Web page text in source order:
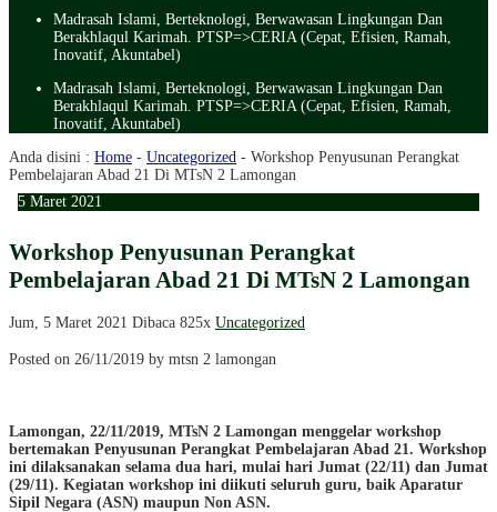
Madrasah Islami, Berteknologi, Berwawasan Lingkungan Dan
Berakhlaqul Karimah. PTSP=>CERIA (Cepat, Efisien, Ramah,
Inovatif, Akuntabel)
Madrasah Islami, Berteknologi, Berwawasan Lingkungan Dan
Berakhlaqul Karimah. PTSP=>CERIA (Cepat, Efisien, Ramah,
Inovatif, Akuntabel)
Anda disini : Home - Uncategorized - Workshop Penyusunan Perangkat
Pembelajaran Abad 21 Di MTsN 2 Lamongan
5 Maret 2021
Workshop Penyusunan Perangkat
Pembelajaran Abad 21 Di MTsN 2 Lamongan
Jum, 5 Maret 2021 Dibaca 825x Uncategorized
Posted on 26/11/2019 by mtsn 2 lamongan
Lamongan, 22/11/2019, MTsN 2 Lamongan menggelar workshop
bertemakan Penyusunan Perangkat Pembelajaran Abad 21. Workshop
ini dilaksanakan selama dua hari, mulai hari Jumat (22/11) dan Jumat
(29/11). Kegiatan workshop ini diikuti seluruh guru, baik Aparatur
Sipil Negara (ASN) maupun Non ASN.